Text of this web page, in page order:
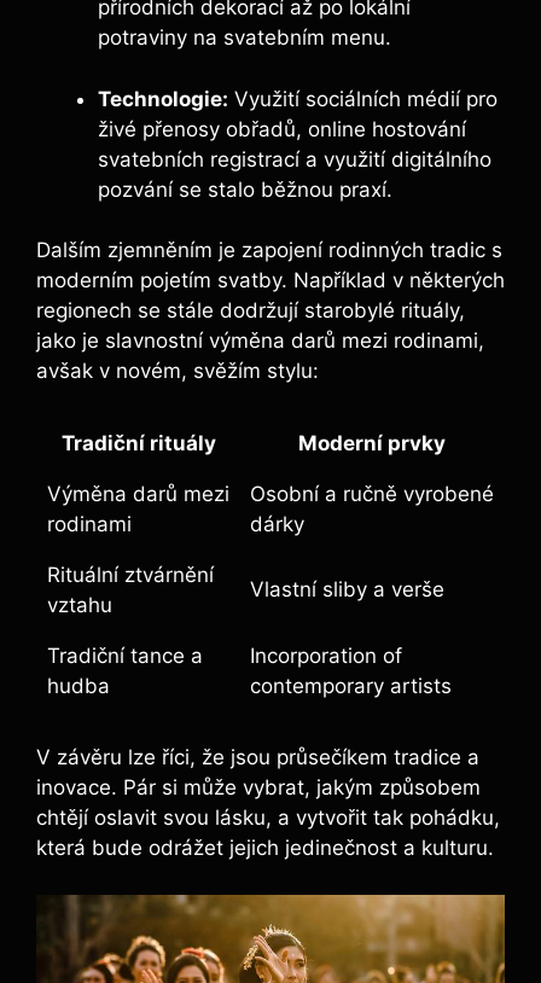
přírodních dekorací až po lokální
potraviny na svatebním menu.
Technologie: Využití sociálních médií pro
živé přenosy obřadů, online hostování
svatebních registrací a využití digitálního
pozvání se stalo běžnou praxí.
Dalším zjemněním je zapojení rodinných tradic s
moderním pojetím svatby. Například v některých
regionech se stále dodržují starobylé rituály,
jako je slavnostní výměna darů mezi rodinami,
avšak v novém, svěžím stylu:
Tradiční rituály Moderní prvky
Výměna darů mezi
rodinami
Osobní a ručně vyrobené
dárky
Rituální ztvárnění
vztahu
Vlastní sliby a verše
Tradiční tance a
hudba
Incorporation of
contemporary artists
V závěru lze říci, že jsou průsečíkem tradice a
inovace. Pár si může vybrat, jakým způsobem
chtějí oslavit svou lásku, a vytvořit tak pohádku,
která bude odrážet jejich jedinečnost a kulturu.